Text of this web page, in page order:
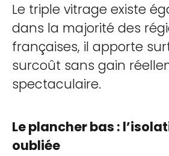
Le triple vitrage existe
dans la majorité des
françaises, il apporte
surcoût sans gain
spectaculaire.
Le plancher bas :
oubliée